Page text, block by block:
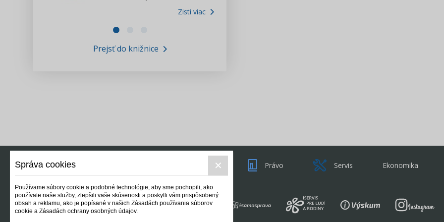
Informácie COVID19
Zisti viac
Prejsť do knižnice
Právo Servis Ekonomika
Správa cookies
Používame súbory cookie a podobné technológie, aby sme pochopili, ako
používate naše služby, zlepšili vaše skúsenosti a poskytli vám prispôsobený
obsah a reklamu, ako je popísané v našich Zásadách používania súborov
cookie a Zásadách ochrany osobných údajov.